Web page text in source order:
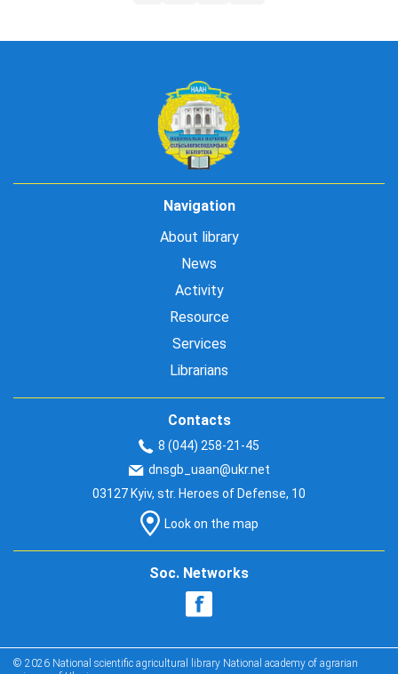
Navigation
About library
News
Activity
Resource
Services
Librarians
Contacts
8 (044) 258-21-45
dnsgb_uaan@ukr.net
03127 Kyiv, str. Heroes of Defense, 10
Look on the map
Soc. Networks
© 2026 National scientific agricultural library National academy of agrarian